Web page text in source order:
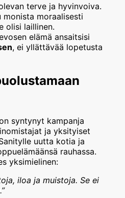
terve ja hyvinvoiva.
moraalisesti
olisi laillinen.
elämä ansaitsisi
, ei yllättävää lopetusta
syntynyt kampanja
ja yksityiset
uutta kotia ja
rauhassa.
yksimielinen:
iloa ja muistoja. Se ei